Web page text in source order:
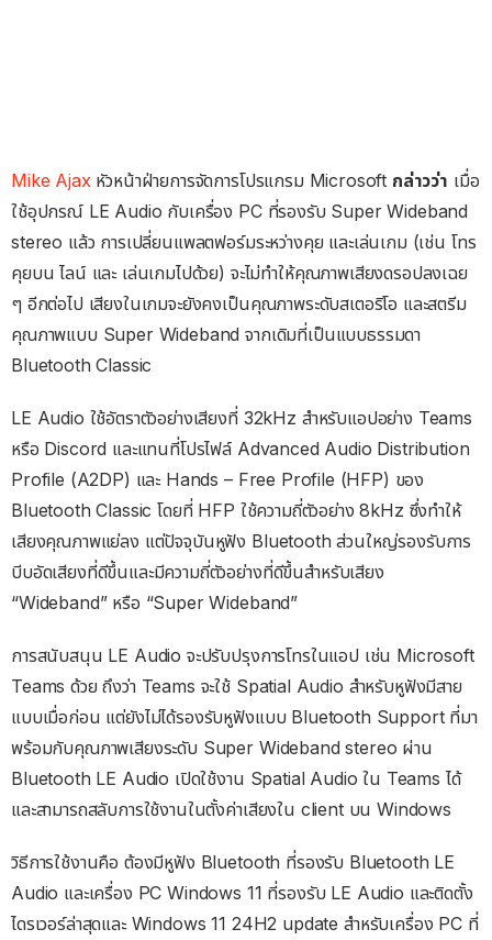
Mike Ajax หัวหน้าฝ่ายการจัดการโปรแกรม Microsoft กล่าวว่า เมื่อ
ใช้อุปกรณ์ LE Audio กับเครื่อง PC ที่รองรับ Super Wideband
stereo แล้ว การเปลี่ยนแพลตฟอร์มระหว่างคุย และเล่นเกม (เช่น โทร
คุยบน ไลน์ และ เล่นเกมไปด้วย) จะไม่ทำให้คุณภาพเสียงดรอปลงเฉย
ๆ อีกต่อไป เสียงในเกมจะยังคงเป็นคุณภาพระดับสเตอริโอ และสตรีม
คุณภาพแบบ Super Wideband จากเดิมที่เป็นแบบธรรมดา
Bluetooth Classic
LE Audio ใช้อัตราตัวอย่างเสียงที่ 32kHz สำหรับแอปอย่าง Teams
หรือ Discord และแทนที่โปรไฟล์ Advanced Audio Distribution
Profile (A2DP) และ Hands – Free Profile (HFP) ของ
Bluetooth Classic โดยที่ HFP ใช้ความถี่ตัวอย่าง 8kHz ซึ่งทำให้
เสียงคุณภาพแย่ลง แต่ปัจจุบันหูฟัง Bluetooth ส่วนใหญ่รองรับการ
บีบอัดเสียงที่ดีขึ้นและมีความถี่ตัวอย่างที่ดีขึ้นสำหรับเสียง
“Wideband” หรือ “Super Wideband”
การสนับสนุน LE Audio จะปรับปรุงการโทรในแอป เช่น Microsoft
Teams ด้วย ถึงว่า Teams จะใช้ Spatial Audio สำหรับหูฟังมีสาย
แบบเมื่อก่อน แต่ยังไม่ได้รองรับหูฟังแบบ Bluetooth Support ที่มา
พร้อมกับคุณภาพเสียงระดับ Super Wideband stereo ผ่าน
Bluetooth LE Audio เปิดใช้งาน Spatial Audio ใน Teams ได้
และสามารถสลับการใช้งานในตั้งค่าเสียงใน client บน Windows
วิธีการใช้งานคือ ต้องมีหูฟัง Bluetooth ที่รองรับ Bluetooth LE
Audio และเครื่อง PC Windows 11 ที่รองรับ LE Audio และติดตั้ง
ไดรเวอร์ล่าสุดและ Windows 11 24H2 update สำหรับเครื่อง PC ที่